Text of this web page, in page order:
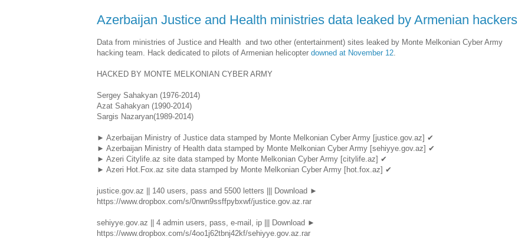
Azerbaijan Justice and Health ministries data leaked by Armenian hackers
Data from ministries of Justice and Health and two other (entertainment) sites leaked by Monte Melkonian Cyber Army
hacking team. Hack dedicated to pilots of Armenian helicopter downed at November 12
HACKED BY MONTE MELKONIAN CYBER ARMY
Sergey Sahakyan (1976-2014)
Azat Sahakyan (1990-2014)
Sargis Nazaryan(1989-2014)
► Azerbaijan Ministry of Justice data stamped by Monte Melkonian Cyber Army [justice.gov.az] ✔
► Azerbaijan Ministry of Health data stamped by Monte Melkonian Cyber Army [sehiyye.gov.az] ✔
► Azeri Citylife.az site data stamped by Monte Melkonian Cyber Army [citylife.az] ✔
► Azeri Hot.Fox.az site data stamped by Monte Melkonian Cyber Army [hot.fox.az] ✔
justice.gov.az || 140 users, pass and 5500 letters ||| Download ►
https://www.dropbox.com/s/0nwn9ssffpybxwf/justice.gov.az.rar
sehiyye.gov.az || 4 admin users, pass, e-mail, ip ||| Download ►
https://www.dropbox.com/s/4oo1j62tbnj42kf/sehiyye.gov.az.rar